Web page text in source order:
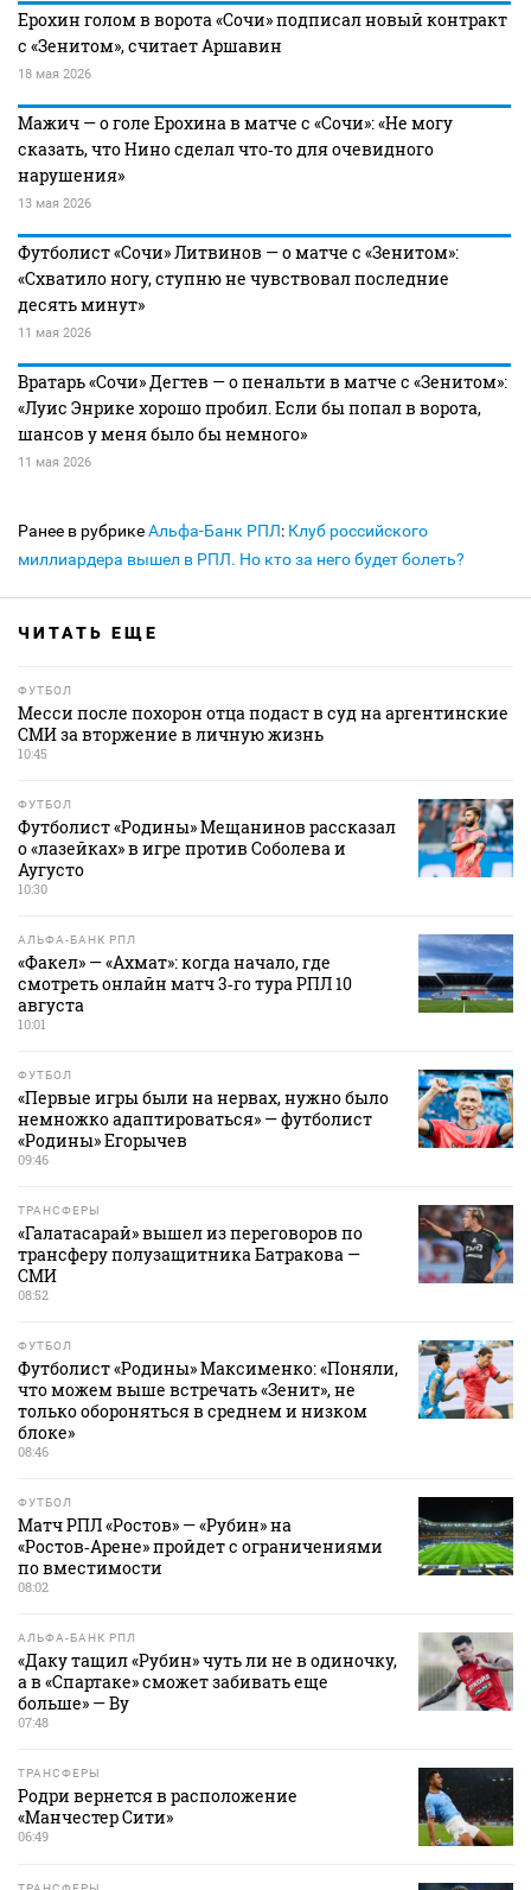
Ерохин голом в ворота «Сочи» подписал новый контракт
с «Зенитом», считает Аршавин
18 мая 2026
Мажич — о голе Ерохина в матче с «Сочи»: «Не могу
сказать, что Нино сделал что‑то для очевидного
нарушения»
13 мая 2026
Футболист «Сочи» Литвинов — о матче с «Зенитом»:
«Схватило ногу, ступню не чувствовал последние
десять минут»
11 мая 2026
Вратарь «Сочи» Дегтев — о пенальти в матче с «Зенитом»:
«Луис Энрике хорошо пробил. Если бы попал в ворота,
шансов у меня было бы немного»
11 мая 2026
Ранее в рубрикеАльфа-Банк РПЛ: Клуб российского
миллиардера вышел в РПЛ. Но кто за него будет болеть?
ЧИТАТЬ ЕЩЕ
ФУТБОЛ
Месси после похорон отца подаст в суд на аргентинские
СМИ за вторжение в личную жизнь
10:45
ФУТБОЛ
Футболист «Родины» Мещанинов рассказал
о «лазейках» в игре против Соболева и
Аугусто
10:30
АЛЬФА-БАНК РПЛ
«Факел» — «Ахмат»: когда начало, где
смотреть онлайн матч 3‑го тура РПЛ 10
августа
10:01
ФУТБОЛ
«Первые игры были на нервах, нужно было
немножко адаптироваться» — футболист
«Родины» Егорычев
09:46
ТРАНСФЕРЫ
«Галатасарай» вышел из переговоров по
трансферу полузащитника Батракова —
СМИ
08:52
ФУТБОЛ
Футболист «Родины» Максименко: «Поняли,
что можем выше встречать «Зенит», не
только обороняться в среднем и низком
блоке»
08:46
ФУТБОЛ
Матч РПЛ «Ростов» — «Рубин» на
«Ростов‑Арене» пройдет с ограничениями
по вместимости
08:02
АЛЬФА-БАНК РПЛ
«Даку тащил «Рубин» чуть ли не в одиночку,
а в «Спартаке» сможет забивать еще
больше» — Ву
07:48
ТРАНСФЕРЫ
Родри вернется в расположение
«Манчестер Сити»
06:49